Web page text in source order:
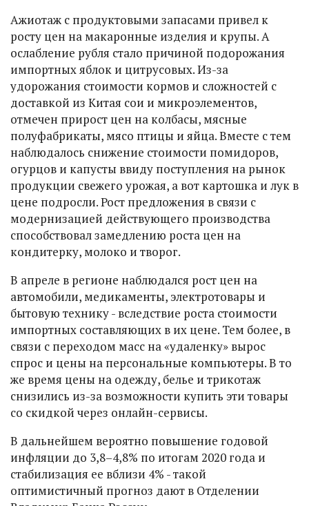
Ажиотаж с продуктовыми запасами привел к
росту цен на макаронные изделия и крупы. А
ослабление рубля стало причиной подорожания
импортных яблок и цитрусовых. Из-за
удорожания стоимости кормов и сложностей с
доставкой из Китая сои и микроэлементов,
отмечен прирост цен на колбасы, мясные
полуфабрикаты, мясо птицы и яйца. Вместе с тем
наблюдалось снижение стоимости помидоров,
огурцов и капусты ввиду поступления на рынок
продукции свежего урожая, а вот картошка и лук в
цене подросли. Рост предложения в связи с
модернизацией действующего производства
способствовал замедлению роста цен на
кондитерку, молоко и творог.
В апреле в регионе наблюдался рост цен на
автомобили, медикаменты, электротовары и
бытовую технику - вследствие роста стоимости
импортных составляющих в их цене. Тем более, в
связи с переходом масс на «удаленку» вырос
спрос и цены на персональные компьютеры. В то
же время цены на одежду, белье и трикотаж
снизились из-за возможности купить эти товары
со скидкой через онлайн-сервисы.
В дальнейшем вероятно повышение годовой
инфляции до 3,8–4,8% по итогам 2020 года и
стабилизация ее вблизи 4% - такой
оптимистичный прогноз дают в Отделении